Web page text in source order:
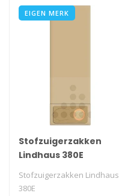
EIGEN MERK
Stofzuigerzakken
Lindhaus 380E
Stofzuigerzakken Lindhaus
380E